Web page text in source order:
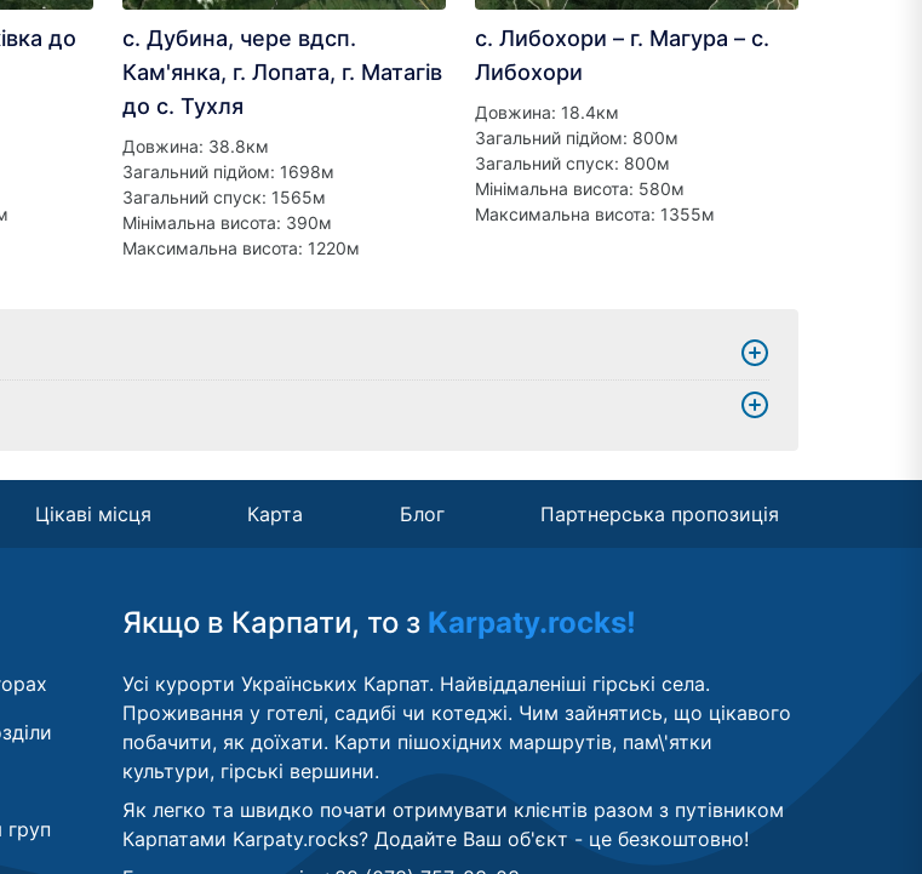
до
с. Дубина, чере вдсп.
Кам'янка, г. Лопата, г. Матагів
до с. Тухля
Довжина: 38.8км
Загальний підйом: 1698м
Загальний спуск: 1565м
Мінімальна висота: 390м
Максимальна висота: 1220м
с. Либохори – г. Магура – с.
Либохори
Довжина: 18.4км
Загальний підйом: 800м
Загальний спуск: 800м
Мінімальна висота: 580м
Максимальна висота: 1355м
Цікаві місця Карта Блог Партнерська пропозиція
груп
Якщо в Карпати, то з Karpaty.rocks!
Усі курорти Українських Карпат. Найвіддаленіші гірські села.
Проживання у готелі, садибі чи котеджі. Чим зайнятись, що цікавого
побачити, як доїхати. Карти пішохідних маршрутів, пам\'ятки
культури, гірські вершини.
Як легко та швидко почати отримувати клієнтів разом з путівником
Карпатами Karpaty.rocks? Додайте Ваш об'єкт - це безкоштовно!